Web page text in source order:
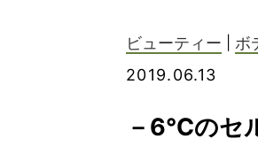
ビューティー
ボ
2019.06.13
－6℃のセ